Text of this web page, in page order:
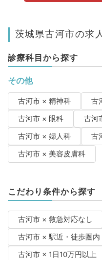
茨城県古河市の求
診療科目から探す
その他
古河市 × 精神科
古
古河市 × 眼科
古河
古河市 × 婦人科
古
古河市 × 美容皮膚科
こだわり条件から探す
古河市 × 救急対応なし
古河市 × 駅近・徒歩圏内
古河市 × 1日10万円以上